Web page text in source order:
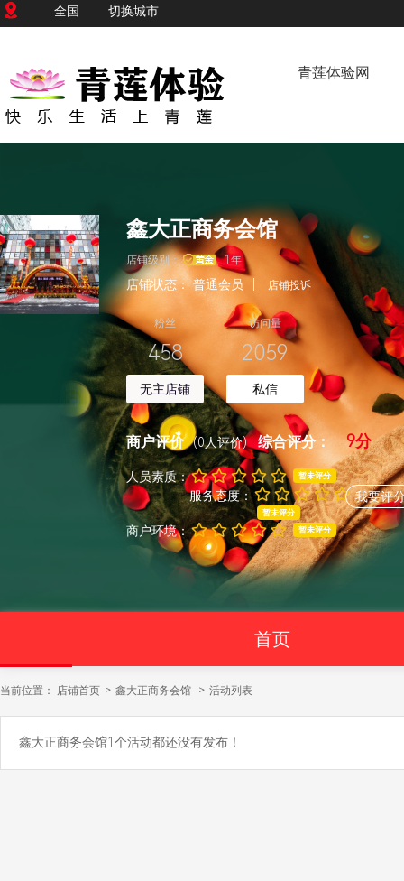
全国 切换城市
青莲体验网
鑫大正商务会馆
店铺级别： 1年
店铺状态：普通会员 店铺投诉
粉丝
458
无主店铺
访问量
2059
私信
商户评价 (0人评价)综合评分： 9分
人员素质： 暂未评分
服务态度：
暂未评分
商户环境： 暂未评分
我要评
首页
当前位置： 店铺首页 > 鑫大正商务会馆 > 活动列表
鑫大正商务会馆1个活动都还没有发布！